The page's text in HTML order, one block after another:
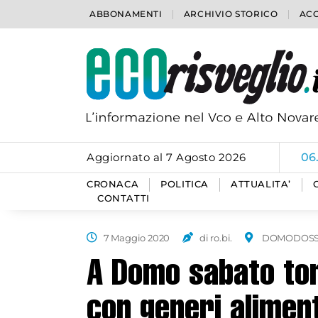
ABBONAMENTI ARCHIVIO STORICO
Aggiornato al 7 Agosto 2026
CRONACA POLITICA ATTUALITA’
CONTATTI
7 Maggio 2020 di ro.bi.
A Domo sabato